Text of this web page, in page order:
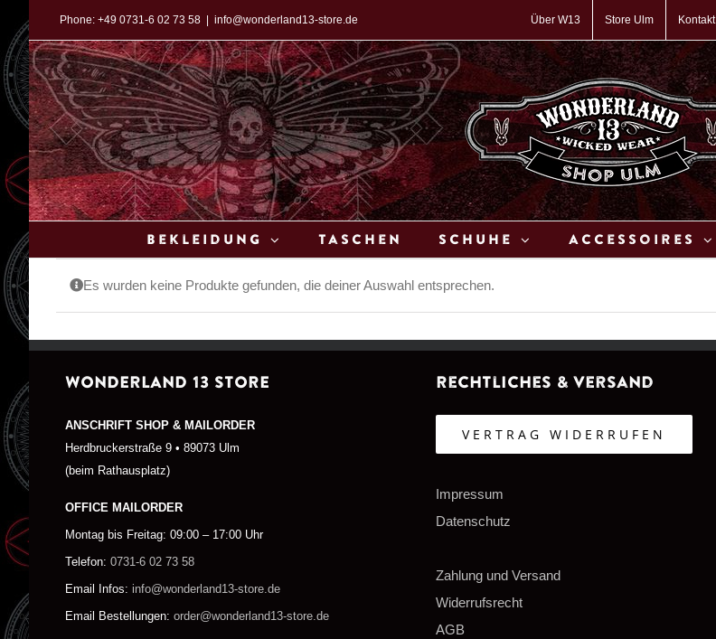
Inhalt
springen
Phone: +49 0731-6 02 73 58 info@wonderland13-store.de Über W13 Store Ulm Kontakt
Bekleidung Taschen Schuhe Accessoires
Es wurden keine Produkte gefunden, die deiner Auswahl entsprechen.
WONDERLAND 13 STORE
ANSCHRIFT SHOP & MAILORDER
Herdbruckerstraße 9 • 89073 Ulm
(beim Rathausplatz)
OFFICE MAILORDER
Montag bis Freitag: 09:00 – 17:00 Uhr
Telefon: 0731-6 02 73 58
Email Infos: info@wonderland13-store.de
Email Bestellungen: order@wonderland13-store.de
Rechtliches & Versand
VERTRAG WIDERRUFEN
Impressum
Datenschutz
Zahlung und Versand
Widerrufsrecht
AGB